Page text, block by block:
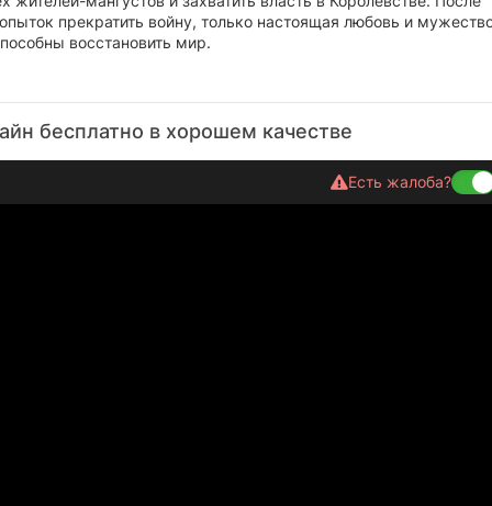
прекратить войну, только настоящая любовь и
восстановить мир.
бесплатно в хорошем качестве
Есть жалоба?